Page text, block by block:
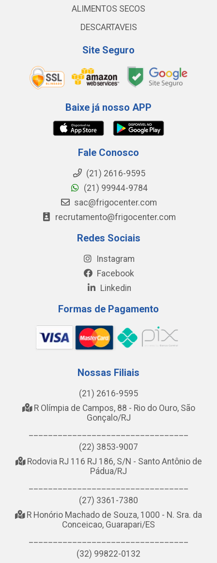
ALIMENTOS SECOS
DESCARTAVEIS
Site Seguro
Baixe já nosso APP
Fale Conosco
(21) 2616-9595
(21) 99944-9784
sac@frigocenter.com
recrutamento@frigocenter.com
Redes Sociais
Instagram
Facebook
Linkedin
Formas de Pagamento
Nossas Filiais
(21) 2616-9595
R Olímpia de Campos, 88 - Rio do Ouro, São
Gonçalo/RJ
(22) 3853-9007
Rodovia RJ 116 RJ 186, S/N - Santo Antônio de
Pádua/RJ
(27) 3361-7380
R Honório Machado de Souza, 1000 - N. Sra. da
Conceicao, Guarapari/ES
(32) 99822-0132